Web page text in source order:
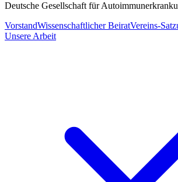
Deutsche Gesellschaft für
VorstandWissenschaftlicher BeiratVereins-
Unsere Arbeit